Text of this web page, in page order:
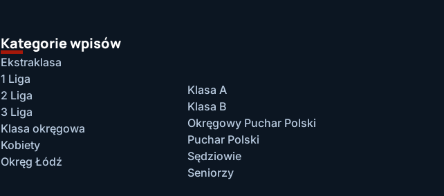
Kategorie wpisów
Ekstraklasa
1 Liga
2 Liga
3 Liga
Klasa okręgowa
Kobiety
Okręg Łódź
Klasa A
Klasa B
Okręgowy Puchar Polski
Puchar Polski
Sędziowie
Seniorzy